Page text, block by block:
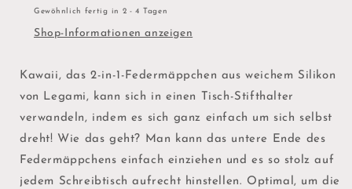
Kawaii
Kawaii
Gewöhnlich fertig in 2 - 4 Tagen
Shop-Informationen anzeigen
Kawaii, das 2-in-1-Federmäppchen aus weichem Silikon
von Legami, kann sich in einen Tisch-Stifthalter
verwandeln, indem es sich ganz einfach um sich selbst
dreht! Wie das geht? Man kann das untere Ende des
Federmäppchens einfach einziehen und es so stolz auf
jedem Schreibtisch aufrecht hinstellen. Optimal, um die